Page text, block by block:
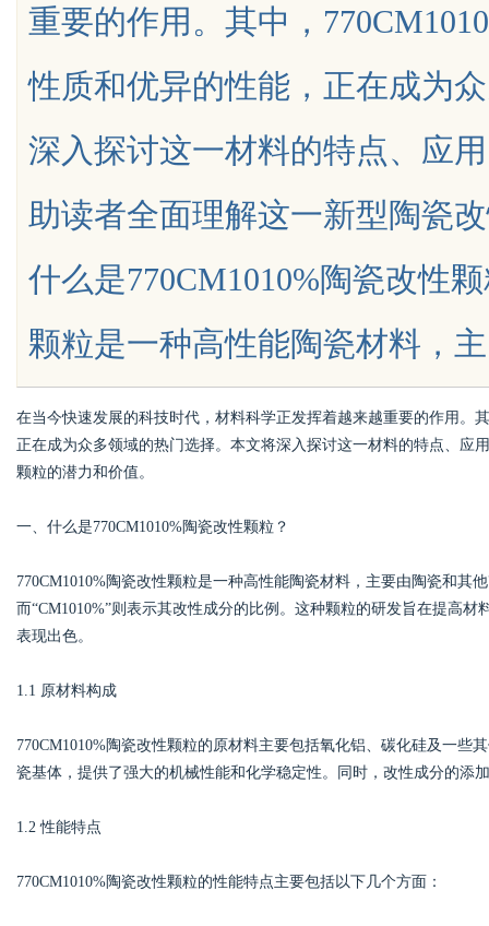
uz
Bo
ar
重要的作用。其中，
性质和优异的性能，正在成为
深入探讨这一材料的特点、应
助读者全面理解这一新型陶瓷
什么是770CM1010%陶瓷改性
颗粒是一种高性能陶瓷材料，
在当今快速发展的科技时代，材料科学正发挥着越来越重要的作用。
正在成为众多领域的热门选择。本文将深入探讨这一材料的特点、应
颗粒的潜力和价值。
一、什么是770CM1010%陶瓷改性颗粒？
770CM1010%陶瓷改性颗粒是一种高性能陶瓷材料，主要由陶瓷和其
而“CM1010%”则表示其改性成分的比例。这种颗粒的研发旨在提高
表现出色。
1.1 原材料构成
770CM1010%陶瓷改性颗粒的原材料主要包括氧化铝、碳化硅及一
瓷基体，提供了强大的机械性能和化学稳定性。同时，改性成分的添
1.2 性能特点
770CM1010%陶瓷改性颗粒的性能特点主要包括以下几个方面：